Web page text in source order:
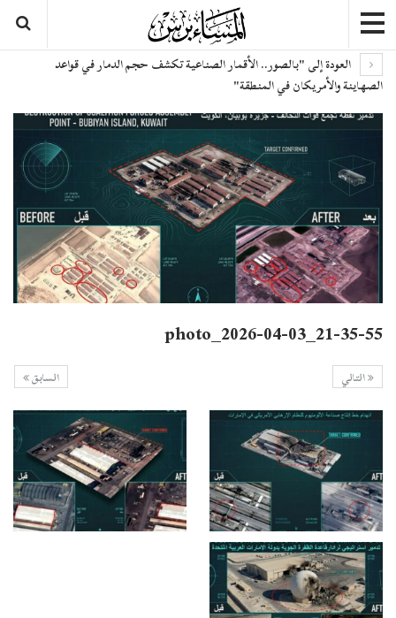
العودة إلى "بالصور.. الأقمار الصناعية تكشف حجم الدمار في قواعد
الصهاينة والأمريكان في المنطقة"
photo_2026-04-03_21-35-55
التالي السابق